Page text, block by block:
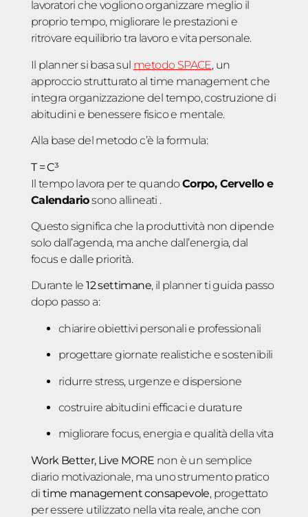
lavoratori che vogliono organizzare meglio il
proprio tempo, migliorare le prestazioni e
ritrovare equilibrio tra lavoro e vita personale.
Il planner si basa sul metodo SPACE, un
approccio strutturato al time management che
integra organizzazione del tempo, costruzione di
abitudini e benessere fisico e mentale.
Alla base del metodo c’è la formula:
T = C³
Il tempo lavora per te quando Corpo, Cervello e
Calendariosono allineati .
Questo significa che la produttività non dipende
solo dall’agenda, ma anche dall’energia, dal
focus e dalle priorità.
Durante le12 settimane, il planner ti guida passo
dopo passo a:
chiarire obiettivi personali e professionali
progettare giornate realistiche e sostenibili
ridurre stress, urgenze e dispersione
costruire abitudini efficaci e durature
migliorare focus, energia e qualità della vita
Work Better, Live MORE non è un semplice
diario motivazionale, ma uno strumento pratico
di time management consapevole, progettato
per essere utilizzato nella vita reale, anche con